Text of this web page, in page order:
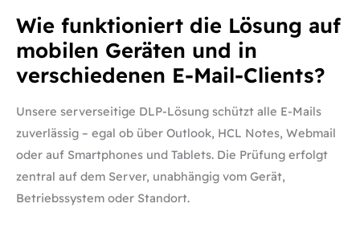
Wie funktioniert die Lösung auf
mobilen Geräten und in
verschiedenen E-Mail-Clients?
Unsere serverseitige DLP-Lösung schützt alle E-Mails
zuverlässig – egal ob über Outlook, HCL Notes, Webmail
oder auf Smartphones und Tablets. Die Prüfung erfolgt
zentral auf dem Server, unabhängig vom Gerät,
Betriebssystem oder Standort.
Wie
funktioniert
die
Lösung
auf
mobilen
Geräten
in
verschiedenen
E-
Mail-
Clients?